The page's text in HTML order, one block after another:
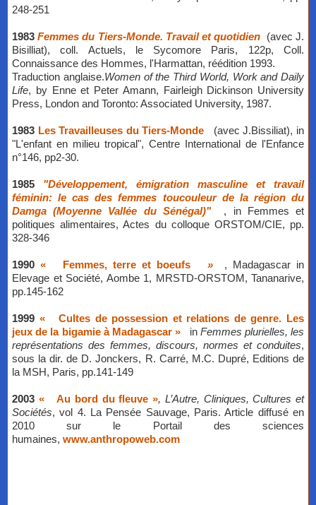
248-251
1983Femmes du Tiers-Monde. Travail et quotidien (avec J.
Bisilliat), coll. Actuels, le Sycomore Paris, 122p, Coll.
Connaissance des Hommes, l'Harmattan, réédition 1993.
Traduction anglaise.Women of the Third World, Work and Daily
Life, by Enne et Peter Amann, Fairleigh Dickinson University
Press, London and Toronto: Associated University, 1987.
1983 Les Travailleuses du Tiers-Monde (avec J.Bissiliat), in
"L'enfant en milieu tropical", Centre International de l'Enfance
n°146, pp2-30.
1985 "Développement, émigration masculine et travail
féminin: le cas des femmes toucouleur de la région du
Damga (Moyenne Vallée du Sénégal)"
, in Femmes et
politiques alimentaires, Actes du colloque ORSTOM/CIE, pp.
328-346
1990 « Femmes, terre et boeufs »
, Madagascar in
Elevage et Société, Aombe 1, MRSTD-ORSTOM, Tananarive,
pp.145-162
1999 «
Cultes de possession et relations de genre. Les
jeux de la bigamie à Madagascar »
in Femmes plurielles, les
représentations des femmes, discours, normes et conduites,
sous la dir. de D. Jonckers, R. Carré, M.C. Dupré, Editions de
la MSH, Paris, pp.141-149
2003 « Au bord du fleuve », L’Autre, Cliniques, Cultures et
Sociétés, vol 4. La Pensée Sauvage, Paris. Article diffusé en
2010 sur le Portail des sciences
humaines, www.anthropoweb.com